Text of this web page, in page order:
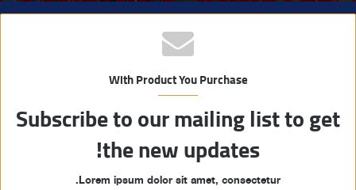
With Product You Purchase
Subscribe to our mailing list to get
the new updates!
Lorem ipsum dolor sit amet, consectetur.